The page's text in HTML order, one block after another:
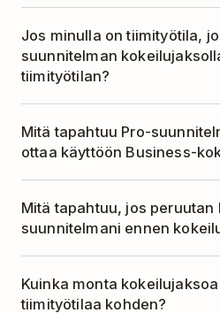
Jos minulla on tiimityötila,
suunnitelman
tiimityötilan?
ensimmäinen tiimityötilasi
Mitä tapahtuu Pro-
ottaa käyttöön Business-
Business-kokeilujakson
Huomaa kuitenkin, että
Mitä tapahtuu, jos peruutan
suunnitelmani ennen
kokeilujaksossa, kunnes
Kuinka monta
tiimityötilaa kohden?